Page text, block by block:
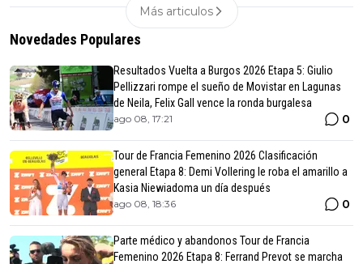
Más articulos
Novedades Populares
Resultados Vuelta a Burgos 2026 Etapa 5: Giulio
Pellizzari rompe el sueño de Movistar en Lagunas
de Neila, Felix Gall vence la ronda burgalesa
ago 08, 17:21 0
Tour de Francia Femenino 2026 Clasificación
general Etapa 8: Demi Vollering le roba el amarillo a
Kasia Niewiadoma un día después
ago 08, 18:36 0
Parte médico y abandonos Tour de Francia
Femenino 2026 Etapa 8: Ferrand Prevot se marcha